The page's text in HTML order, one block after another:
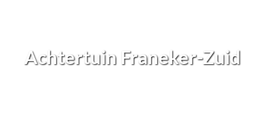
Achtertuin Franeker-Zuid